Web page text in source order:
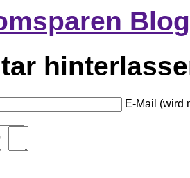
Blog
E-Mail (wird